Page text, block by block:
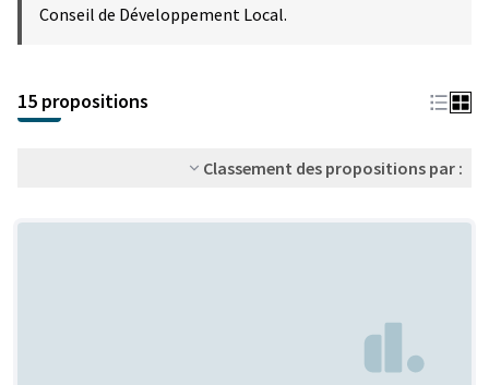
Conseil de Développement Local.
15 propositions
Classement des propositions par :